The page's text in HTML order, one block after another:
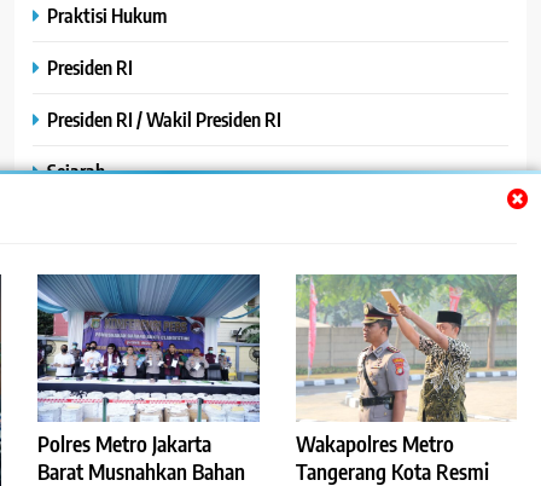
Polres Metro Jakarta
Barat Musnahkan Bahan
Wakapolres Metro
Tangerang Kota Resmi
Praktisi Hukum
Presiden RI
Presiden RI / Wakil Presiden RI
Sejarah
SPPG /MBG
TNI AU
TNI POLRI
Uncategorized